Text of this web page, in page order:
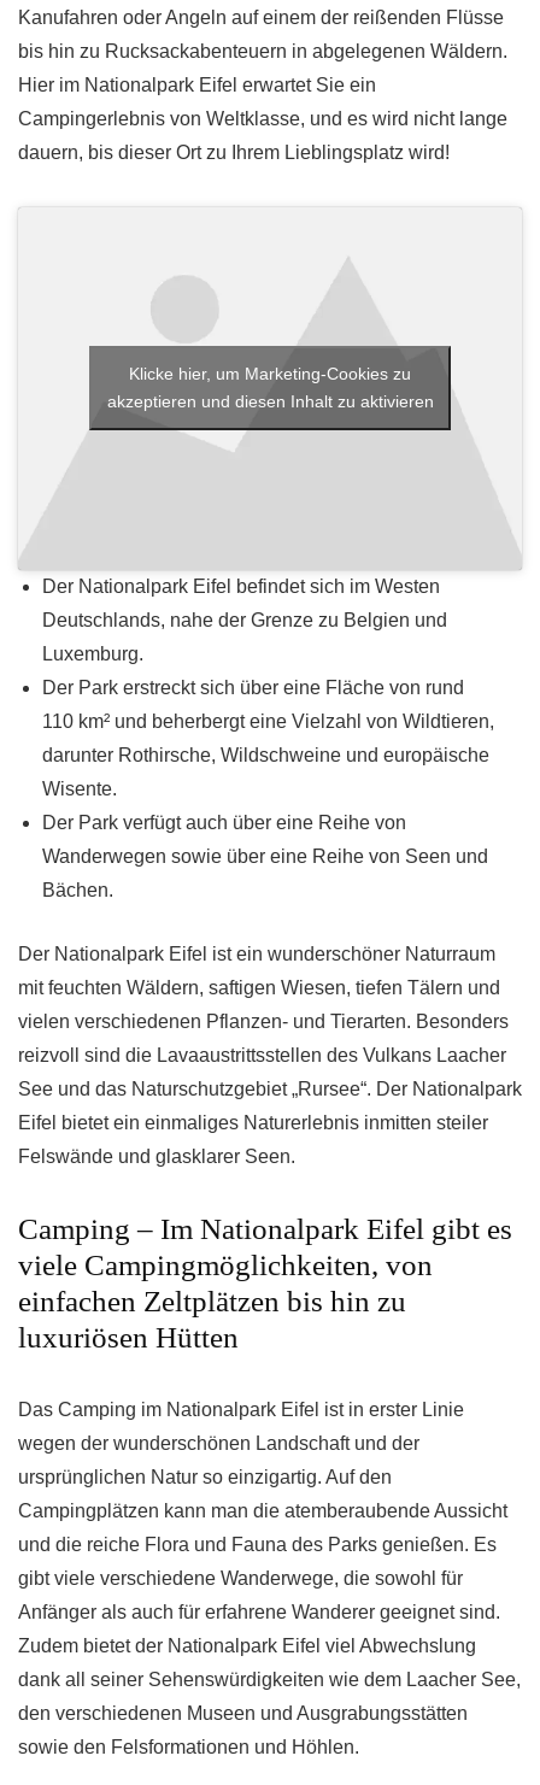
Kanufahren oder Angeln auf einem der reißenden Flüsse
bis hin zu Rucksackabenteuern in abgelegenen Wäldern.
Hier im Nationalpark Eifel erwartet Sie ein
Campingerlebnis von Weltklasse, und es wird nicht lange
dauern, bis dieser Ort zu Ihrem Lieblingsplatz wird!
Klicke hier, um Marketing-Cookies zu
akzeptieren und diesen Inhalt zu aktivieren
Der Nationalpark Eifel befindet sich im Westen
Deutschlands, nahe der Grenze zu Belgien und
Luxemburg.
Der Park erstreckt sich über eine Fläche von rund
110 km² und beherbergt eine Vielzahl von Wildtieren,
darunter Rothirsche, Wildschweine und europäische
Wisente.
Der Park verfügt auch über eine Reihe von
Wanderwegen sowie über eine Reihe von Seen und
Bächen.
Der Nationalpark Eifel ist ein wunderschöner Naturraum
mit feuchten Wäldern, saftigen Wiesen, tiefen Tälern und
vielen verschiedenen Pflanzen- und Tierarten. Besonders
reizvoll sind die Lavaaustrittsstellen des Vulkans Laacher
See und das Naturschutzgebiet „Rursee“. Der Nationalpark
Eifel bietet ein einmaliges Naturerlebnis inmitten steiler
Felswände und glasklarer Seen.
Camping – Im Nationalpark Eifel gibt es
viele Campingmöglichkeiten, von
einfachen Zeltplätzen bis hin zu
luxuriösen Hütten
Das Camping im Nationalpark Eifel ist in erster Linie
wegen der wunderschönen Landschaft und der
ursprünglichen Natur so einzigartig. Auf den
Campingplätzen kann man die atemberaubende Aussicht
und die reiche Flora und Fauna des Parks genießen. Es
gibt viele verschiedene Wanderwege, die sowohl für
Anfänger als auch für erfahrene Wanderer geeignet sind.
Zudem bietet der Nationalpark Eifel viel Abwechslung
dank all seiner Sehenswürdigkeiten wie dem Laacher See,
den verschiedenen Museen und Ausgrabungsstätten
sowie den Felsformationen und Höhlen.